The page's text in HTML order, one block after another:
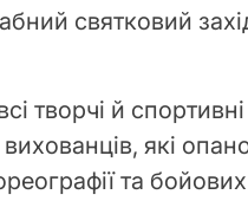
святковий
творчі й
які
та